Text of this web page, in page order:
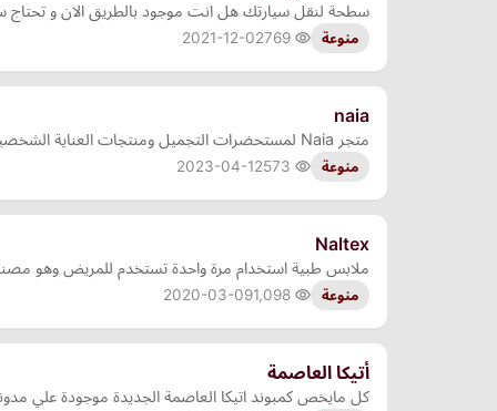
سطحة لنقل سيارتك هل انت موجود بالطريق الان و تحتاج
منوعة 2021-12-02
naia
متجر Naia لمستحضرات التجميل ومنتجات العناية الشخصية والعناية بالبشرة. يتميز المتجر بتشكيلة واسعة من المنتجات المختلفة للعناية بالبشرة والجسم، بما في ذلك منتجات العناية بالوجه والج…
منوعة 2023-04-12
Naltex
ملابس طبية استخدام مرة واحدة تستخدم للمريض وهو
منوعة 2020-03-09
أتيكا العاصمة
كل مايخص كمبوند اتيكا العاصمة الجديدة موجودة علي